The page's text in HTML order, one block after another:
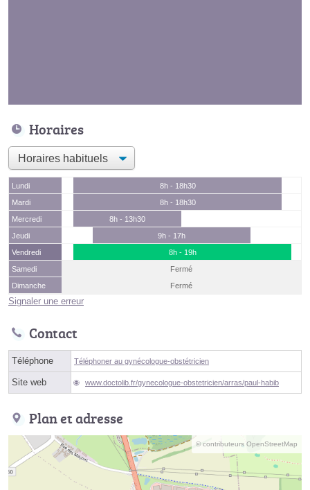
Horaires
Lundi
8h - 18h30
Mardi
8h - 18h30
Mercredi
8h - 13h30
Jeudi
9h - 17h
Vendredi
8h - 19h
Samedi
Fermé
Dimanche
Fermé
Signaler une erreur
Contact
Téléphone Téléphoner au gynécologue-obstétricien
Site web www.doctolib.fr/gynecologue-obstetricien/arras/paul-habib
Plan et adresse
© contributeurs OpenStreetMap